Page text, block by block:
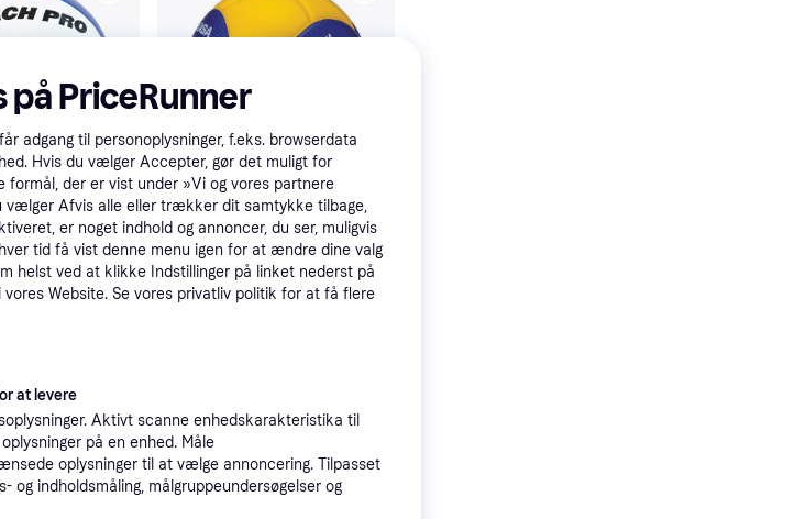
Beach
Strandbold
Mikasa V300W
Volleyball Bold, Kampbold,
Polyuretan
666 kr.
på PriceRunner
adgang til personoplysninger, f.eks. browserdata
Hvis du vælger Accepter, gør det muligt for
der er vist under »Vi og vores partnere
vælger Afvis alle eller trækker dit samtykke tilbage,
er noget indhold og annoncer, du ser, muligvis
tid få vist denne menu igen for at ændre dine valg
helst ved at klikke Indstillinger på linket nederst på
vores Website. Se vores privatliv politik for at få flere
at levere
Aktivt scanne enhedskarakteristika til
på en enhed. Måle
oplysninger til at vælge annoncering. Tilpasset
og indholdsmåling, målgruppeundersøgelser og